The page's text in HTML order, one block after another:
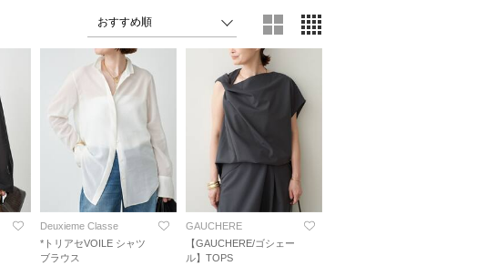
Deuxieme Classe
*トリアセVOILE シャツ
ブラウス
GAUCHERE
【GAUCHERE/ゴシェー
ル】TOPS